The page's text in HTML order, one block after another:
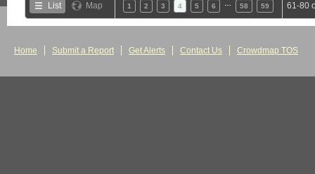
List Map 1 2 3 4 5 6 58 59 61-80
Home Submit a Report Get Alerts Contact Us Crowdmap TOS